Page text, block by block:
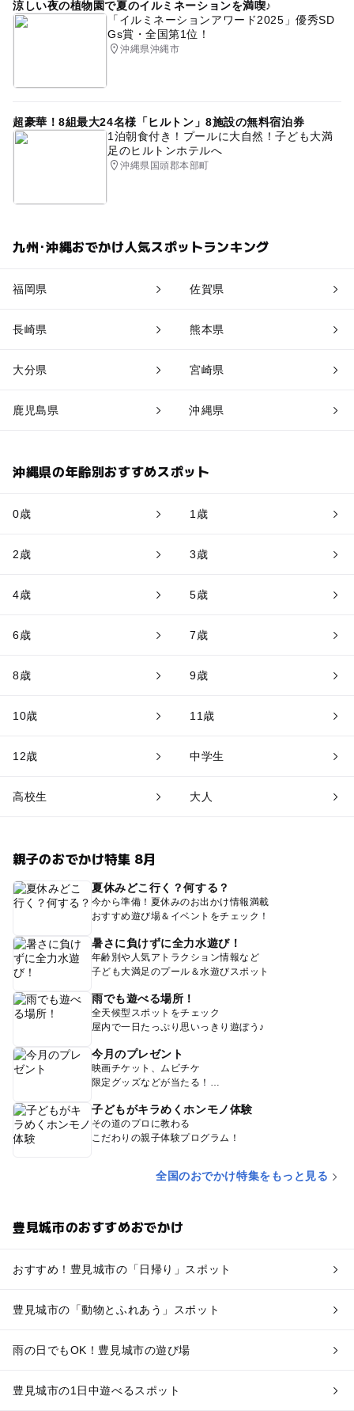
涼しい夜の植物園で夏のイルミネーションを満喫♪
「イルミネーションアワード2025」優秀SD
Gs賞・全国第1位！
沖縄県沖縄市
超豪華！8組最大24名様「ヒルトン」8施設の無料宿泊券
1泊朝食付き！プールに大自然！子ども大満
足のヒルトンホテルへ
沖縄県国頭郡本部町
九州･沖縄おでかけ人気スポットランキング
福岡県 佐賀県
長崎県 熊本県
大分県 宮崎県
鹿児島県 沖縄県
沖縄県の年齢別おすすめスポット
0歳 1歳
2歳 3歳
4歳 5歳
6歳 7歳
8歳 9歳
10歳 11歳
12歳 中学生
高校生 大人
親子のおでかけ特集 8月
夏休みどこ行く？何する？
今から準備！夏休みのお出かけ情報満載
おすすめ遊び場＆イベントをチェック！
暑さに負けずに全力水遊び！
年齢別や人気アトラクション情報など
子ども大満足のプール＆水遊びスポット
雨でも遊べる場所！
全天候型スポットをチェック
屋内で一日たっぷり思いっきり遊ぼう♪
今月のプレゼント
映画チケット、ムビチケ
限定グッズなどが当たる！
子どもがキラめくホンモノ体験
その道のプロに教わる
こだわりの親子体験プログラム！
全国のおでかけ特集をもっと見る
豊見城市のおすすめおでかけ
おすすめ！豊見城市の「日帰り」スポット
豊見城市の「動物とふれあう」スポット
雨の日でもOK！豊見城市の遊び場
豊見城市の1日中遊べるスポット